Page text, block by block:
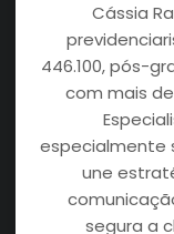
Cássia
446.100, pós-
com mais
especialmente
une
segura a